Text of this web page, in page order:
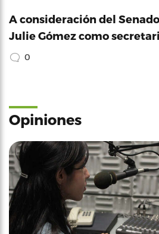
A consideración del
Julie Gómez como
0
Opiniones